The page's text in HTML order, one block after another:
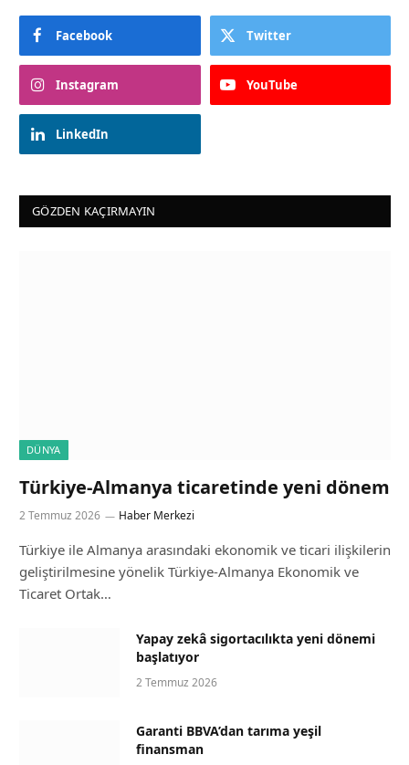
Facebook Twitter
Instagram YouTube
LinkedIn
GÖZDEN KAÇIRMAYIN
DÜNYA
Türkiye-Almanya ticaretinde yeni dönem
2 Temmuz 2026 Haber Merkezi
Türkiye ile Almanya arasındaki ekonomik ve ticari ilişkilerin
geliştirilmesine yönelik Türkiye-Almanya Ekonomik ve
Ticaret Ortak…
Yapay zekâ sigortacılıkta yeni dönemi
başlatıyor
2 Temmuz 2026
Garanti BBVA’dan tarıma yeşil
finansman